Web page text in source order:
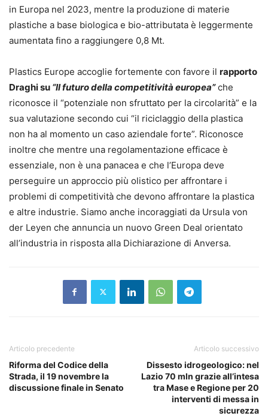
in Europa nel 2023, mentre la produzione di materie
plastiche a base biologica e bio-attributata è leggermente
aumentata fino a raggiungere 0,8 Mt.
Plastics Europe accoglie fortemente con favore il rapporto
Draghi su “Il futuro della competitività europea” che
riconosce il “potenziale non sfruttato per la circolarità” e la
sua valutazione secondo cui “il riciclaggio della plastica
non ha al momento un caso aziendale forte”. Riconosce
inoltre che mentre una regolamentazione efficace è
essenziale, non è una panacea e che l’Europa deve
perseguire un approccio più olistico per affrontare i
problemi di competitività che devono affrontare la plastica
e altre industrie. Siamo anche incoraggiati da Ursula von
der Leyen che annuncia un nuovo Green Deal orientato
all’industria in risposta alla Dichiarazione di Anversa.
Articolo precedente
Riforma del Codice della
Strada, il 19 novembre la
discussione finale in Senato
Articolo successivo
Dissesto idrogeologico: nel
Lazio 70 mln grazie all’intesa
tra Mase e Regione per 20
interventi di messa in
sicurezza